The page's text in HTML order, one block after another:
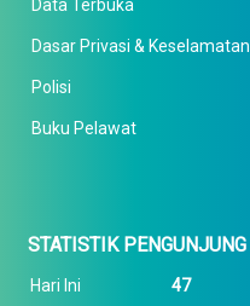
Data Terbuka
Dasar Privasi & Keselamatan
Polisi
Buku Pelawat
STATISTIK PENGUNJUNG
Hari Ini 47